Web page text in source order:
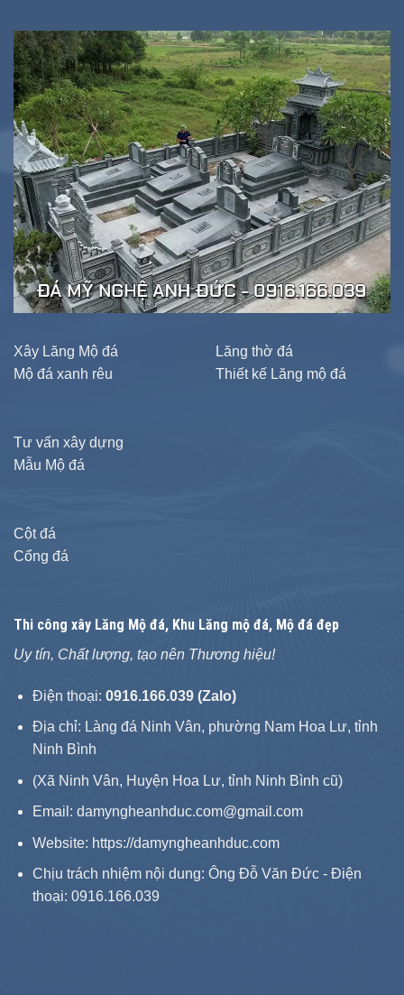
Xây Lăng Mộ đá
Mộ đá xanh rêu
Lăng thờ đá
Thiết kế Lăng mộ đá
Tư vấn xây dựng
Mẫu Mộ đá
Cột đá
Cổng đá
Thi công xây Lăng Mộ đá, Khu Lăng mộ đá, Mộ đá đẹp
Uy tín, Chất lượng, tạo nên Thương hiệu!
Điện thoại: 0916.166.039 (Zalo)
Địa chỉ: Làng đá Ninh Vân, phường Nam Hoa Lư, tỉnh
Ninh Bình
(Xã Ninh Vân, Huyện Hoa Lư, tỉnh Ninh Bình cũ)
Email: damyngheanhduc.com@gmail.com
Website: https://damyngheanhduc.com
Chịu trách nhiệm nội dung: Ông Đỗ Văn Đức - Điện
thoại: 0916.166.039